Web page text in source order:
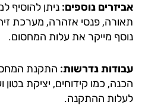
נוספים:ניתן להוסיף
פנסי אזהרה, מערכת זיהוי
מייקר את עלות המחסום.
נדרשות:התקנת המחסום
כמו קידוחים, יציקת בטון
ההתקנה.